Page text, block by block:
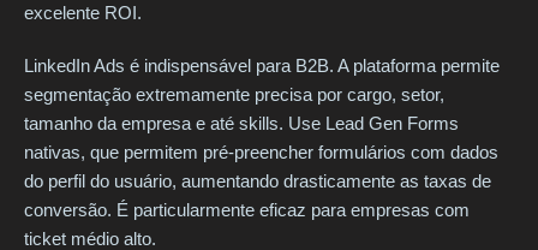
excelente ROI.
LinkedIn Ads é indispensável para B2B. A plataforma permite
segmentação extremamente precisa por cargo, setor,
tamanho da empresa e até skills. Use Lead Gen Forms
nativas, que permitem pré-preencher formulários com dados
do perfil do usuário, aumentando drasticamente as taxas de
conversão. É particularmente eficaz para empresas com
ticket médio alto.